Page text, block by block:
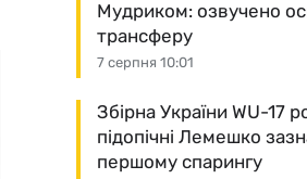
7 серпня 10:01
Мудриком: озвучено
трансферу
Збірна України WU-17
підопічні Лемешко
першому спарингу